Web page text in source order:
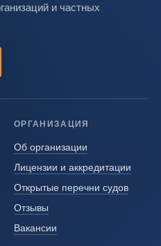
и частных
ОРГАНИЗАЦИЯ
Об организации
Лицензии и аккредитации
Открытые перечни судов
Отзывы
Вакансии